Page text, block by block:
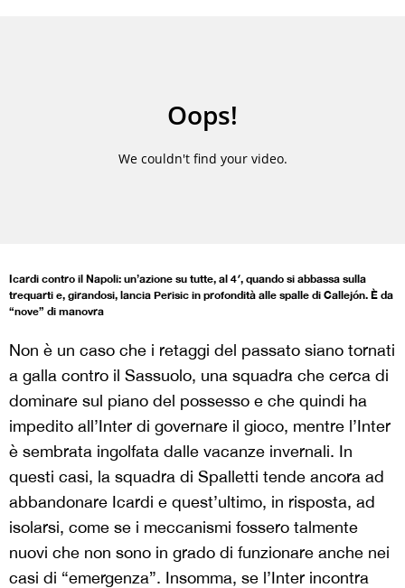
Icardi contro il Napoli: un’azione su tutte, al 4′, quando si abbassa sulla
trequarti e, girandosi, lancia Perisic in profondità alle spalle di Callejón. È da
“nove” di manovra
Non è un caso che i retaggi del passato siano tornati
a galla contro il Sassuolo, una squadra che cerca di
dominare sul piano del possesso e che quindi ha
impedito all’Inter di governare il gioco, mentre l’Inter
è sembrata ingolfata dalle vacanze invernali. In
questi casi, la squadra di Spalletti tende ancora ad
abbandonare Icardi e quest’ultimo, in risposta, ad
isolarsi, come se i meccanismi fossero talmente
nuovi che non sono in grado di funzionare anche nei
casi di “emergenza”. Insomma, se l’Inter incontra